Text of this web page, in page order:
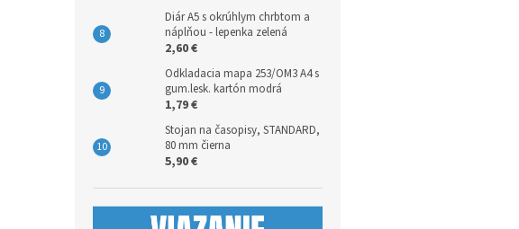
Diár A5 s okrúhlym chrbtom a
náplňou - lepenka zelená
2,60 €
Odkladacia mapa 253/OM3 A4 s
gum.lesk. kartón modrá
1,79 €
Stojan na časopisy, STANDARD,
80 mm čierna
5,90 €